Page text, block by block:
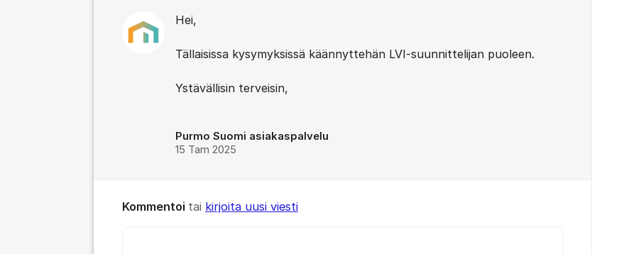
Hei,
Tällaisissa kysymyksissä käännyttehän LVI-suunnittelijan puoleen.
Ystävällisin terveisin,
Purmo Suomi asiakaspalvelu
15 Tam 2025
Kommentoi tai kirjoita uusi viesti